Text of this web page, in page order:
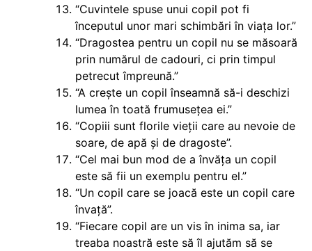
“Cuvintele spuse unui copil pot fi
începutul unor mari schimbări în viața lor.”
“Dragostea pentru un copil nu se măsoară
prin numărul de cadouri, ci prin timpul
petrecut împreună.”
“A crește un copil înseamnă să-i deschizi
lumea în toată frumusețea ei.”
“Copiii sunt florile vieții care au nevoie de
soare, de apă și de dragoste”.
“Cel mai bun mod de a învăța un copil
este să fii un exemplu pentru el.”
“Un copil care se joacă este un copil care
învață”.
“Fiecare copil are un vis în inima sa, iar
treaba noastră este să îl ajutăm să se